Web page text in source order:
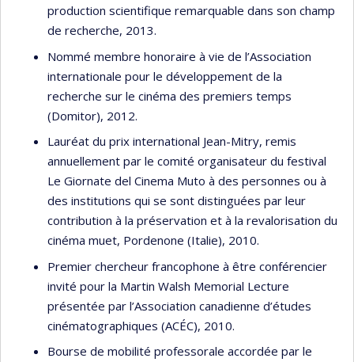
production scientifique remarquable dans son champ
de recherche, 2013.
Nommé membre honoraire à vie de l’Association
internationale pour le développement de la
recherche sur le cinéma des premiers temps
(Domitor), 2012.
Lauréat du prix international Jean-Mitry, remis
annuellement par le comité organisateur du festival
Le Giornate del Cinema Muto à des personnes ou à
des institutions qui se sont distinguées par leur
contribution à la préservation et à la revalorisation du
cinéma muet, Pordenone (Italie), 2010.
Premier chercheur francophone à être conférencier
invité pour la Martin Walsh Memorial Lecture
présentée par l’Association canadienne d’études
cinématographiques (ACÉC), 2010.
Bourse de mobilité professorale accordée par le